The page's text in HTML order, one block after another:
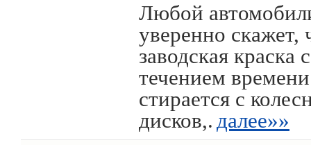
Любой
уверенно скажет,
заводская краска с
течением времени
стирается с
дисков,. далее»»